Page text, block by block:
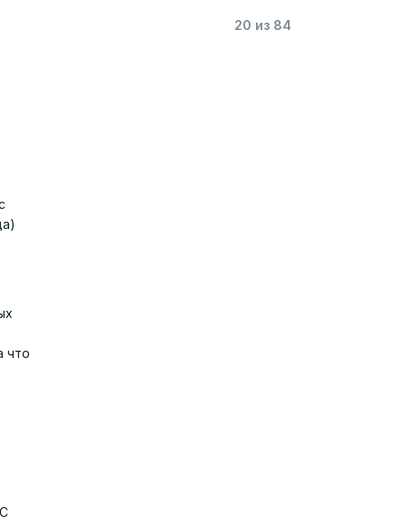
20 из 84
что